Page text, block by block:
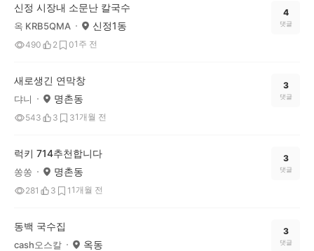
신정 시장내 소문난 칼국수
옥 KRB5QMA 신정1동
490 2 01주 전
4
댓글
새로생긴 연막창
댜니 명촌동
543 3 31개월 전
3
댓글
럭키 714추천합니다
쏭쏭 명촌동
281 3 1 1개월 전
3
댓글
동백 국수집
cash오스칼 옥동
3
댓글